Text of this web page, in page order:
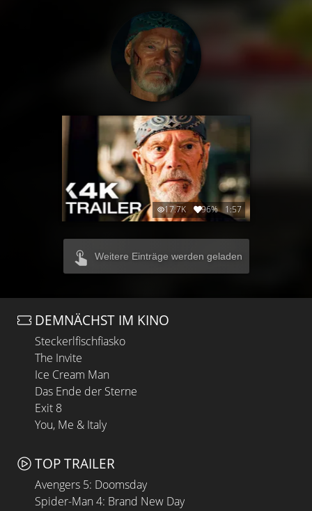
17.7K 96% 1:57
Weitere Einträge werden geladen
DEMNÄCHST IM KINO
Steckerlfischfiasko
The Invite
Ice Cream Man
Das Ende der Sterne
Exit 8
You, Me & Italy
TOP TRAILER
Avengers 5: Doomsday
Spider-Man 4: Brand New Day